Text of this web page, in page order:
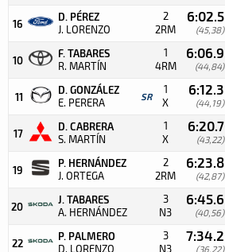
16
D. PÉREZ
J. LORENZO
2
2RM
6:02.5
(45,38)
10
F. TABARES
R. MARTÍN
1
4RM
6:06.9
(44,84)
11
D. GONZÁLEZ
E. PERERA SR
1
X
6:12.3
(44,19)
17
D. CABRERA
S. MARTÍN
1
X
6:20.7
(43,22)
19
P. HERNÁNDEZ
J. ORTEGA
2
2RM
6:23.8
(42,87)
20
J. TABARES
A. HERNÁNDEZ
3
N3
6:45.6
(40,56)
22
P. PALMERO
D. LORENZO
3
N3
7:34.2
(36,22)